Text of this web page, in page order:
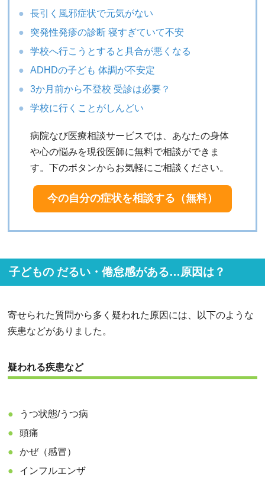
長引く風邪症状で元気がない
突発性発疹の診断 寝すぎていて不安
学校へ行こうとすると具合が悪くなる
ADHDの子ども 体調が不安定
3か月前から不登校 受診は必要？
学校に行くことがしんどい
病院なび医療相談サービスでは、あなたの身体
や心の悩みを現役医師に無料で相談ができま
す。下のボタンからお気軽にご相談ください。
今の自分の症状を相談する（無料）
子どもの だるい・倦怠感がある…原因は？
寄せられた質問から多く疑われた原因には、以下のような
疾患などがありました。
疑われる疾患など
うつ状態/うつ病
頭痛
かぜ（感冒）
インフルエンザ